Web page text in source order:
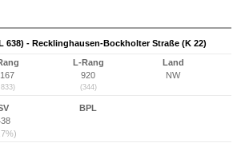
638) - Recklinghausen-Bockholter Straße (K 22)
L-Rang
920
(344)
Land
NW
BPL